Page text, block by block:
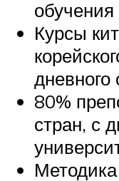
Курсы
дневного
80%
стран, с